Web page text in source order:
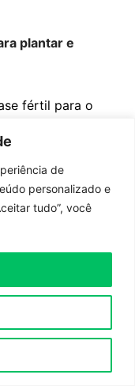
de
personalizado e
tudo”, você
plantar e
fértil para o
e mantém
para compra aqui
de água no
compra aqui
e
–